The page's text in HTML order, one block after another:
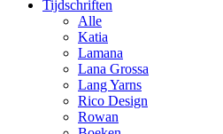
Tijdschriften
Alle
Katia
Lamana
Lana Grossa
Lang Yarns
Rico Design
Rowan